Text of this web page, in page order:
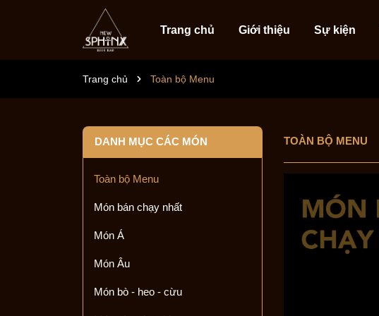
Trang chủ Giới thiệu Sự kiện
Trang chủ Toàn bộ Menu
DANH MỤC CÁC MÓN
Toàn bộ Menu
Món bán chạy nhất
Món Á
Món Âu
Món bò - heo - cừu
TOÀN BỘ MENU